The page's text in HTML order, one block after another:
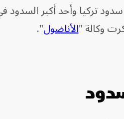
تركيا وأحد أكبر
الأناضول".